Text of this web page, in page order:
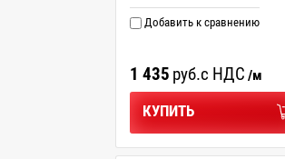
Добавить к сравнению
1 435 руб.с НДС /м
КУПИТЬ